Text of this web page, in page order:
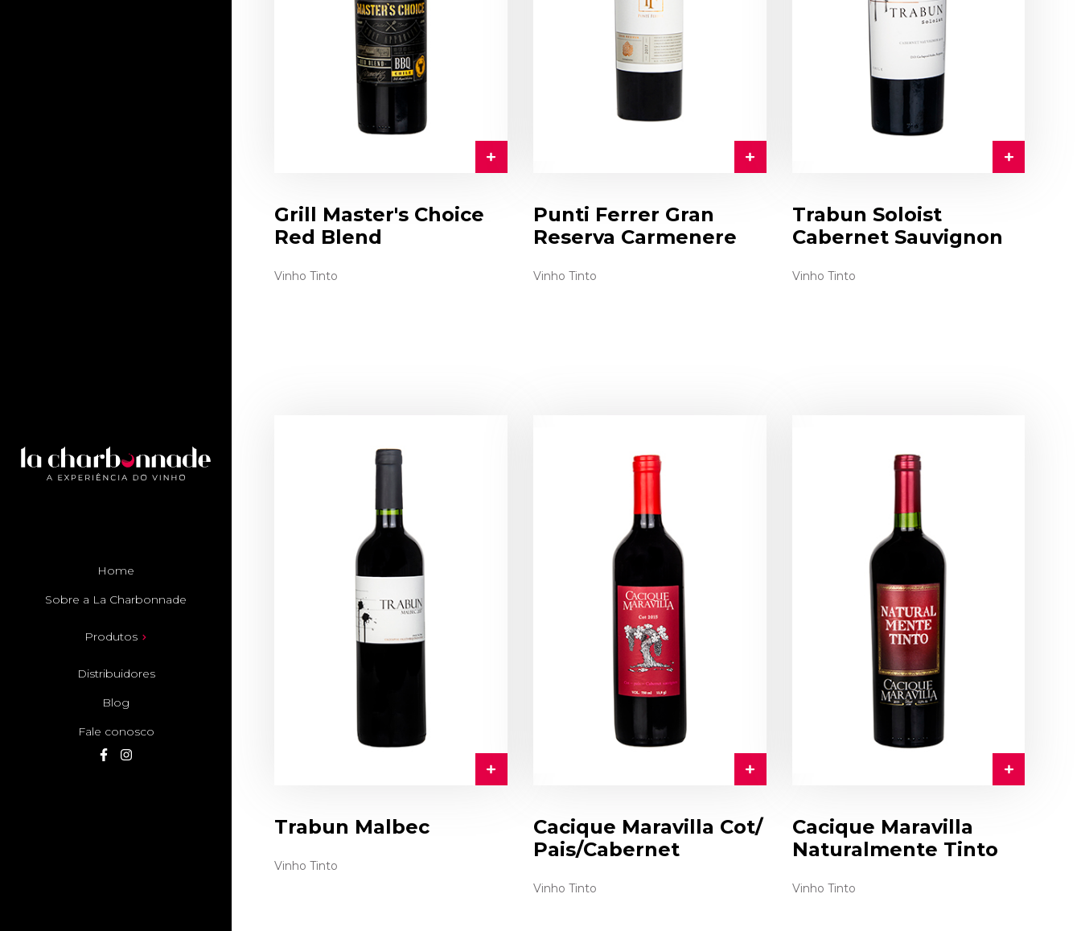
Home
Sobre a La Charbonnade
Produtos
Distribuidores
Blog
Fale conosco
Grill Master's Choice
Red Blend
Vinho Tinto
Punti Ferrer Gran
Reserva Carmenere
Vinho Tinto
Trabun Soloist
Cabernet Sauvignon
Vinho Tinto
Trabun Malbec
Vinho Tinto
Cacique Maravilla Cot/
Pais/Cabernet
Vinho Tinto
Cacique Maravilla
Naturalmente Tinto
Vinho Tinto